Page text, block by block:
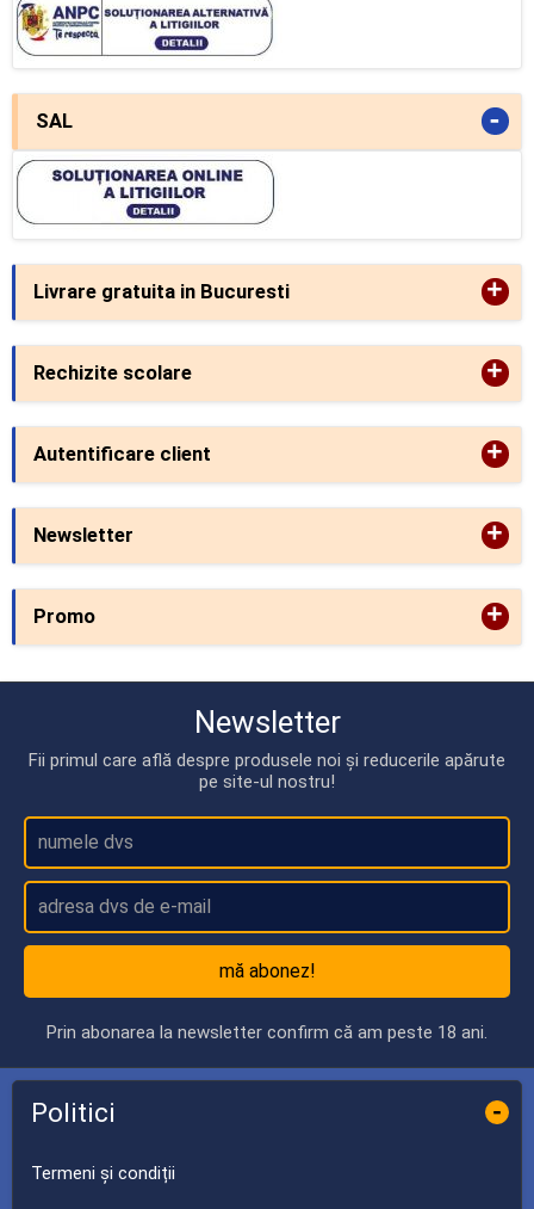
SAL -
Livrare gratuita in Bucuresti +
Rechizite scolare +
Autentificare client +
Newsletter +
Promo +
Newsletter
Fii primul care află despre produsele noi și reducerile apărute
pe site-ul nostru!
mă abonez!
Prin abonarea la newsletter confirm că am peste 18 ani.
Politici -
Termeni și condiții